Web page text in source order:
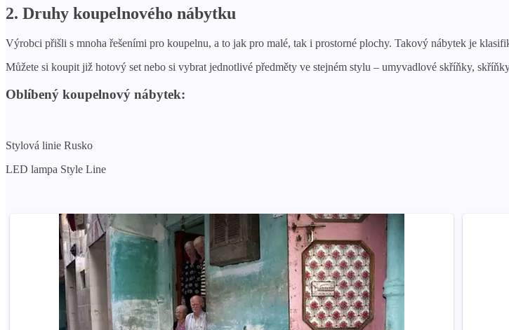
2. Druhy koupelnového nábytku
Výrobci přišli s mnoha řešeními pro koupelnu, a to jak pro malé, tak i prostorné plochy. Takový nábytek je
Můžete si koupit již hotový set nebo si vybrat jednotlivé předměty ve stejném stylu – umyvadlové skříňky,
Oblíbený koupelnový nábytek:
Stylová linie Rusko
LED lampa Style Line